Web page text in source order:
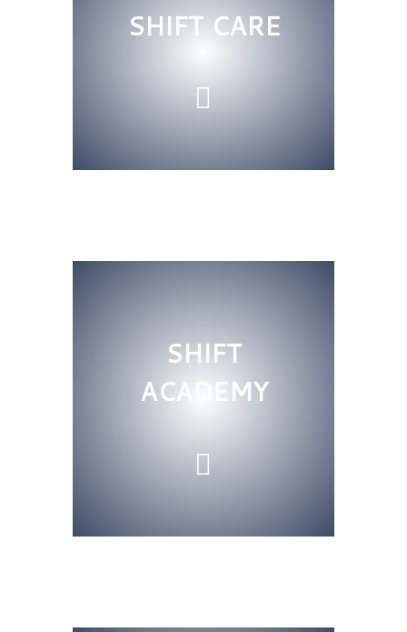
SHIFT CARE
SHIFT
ACADEMY